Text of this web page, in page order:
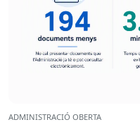
ADMINISTRACIÓ OBERTA